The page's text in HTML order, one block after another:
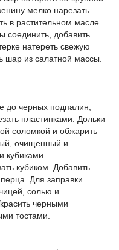
мелко нарезать
в растительном масле
соединить, добавить
натереть свежую
шар из салатной массы.
до черных подпалин,
пластинками. Дольки
соломкой и обжарить
очищенный и
кубиками.
кубиком. Добавить
Для заправки
солью и
черными
тостами.